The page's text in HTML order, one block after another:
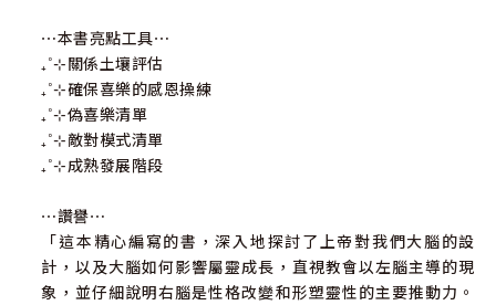
⋯本書亮點工具⋯
₊˚⊹關係土壤評估
₊˚⊹確保喜樂的感恩操練
₊˚⊹偽喜樂清單
₊˚⊹敵對模式清單
₊˚⊹成熟發展階段
⋯讚譽⋯
「這本精心編寫的書，深入地探討了上帝對我們大腦的設
計，以及大腦如何影響屬靈成長，直視教會以左腦主導的現
象，並仔細說明右腦是性格改變和形塑靈性的主要推動力。